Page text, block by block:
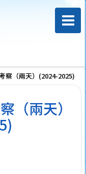
察（兩天）(2024-2025)
（兩天）